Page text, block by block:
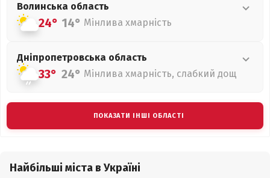
Волинська область
24° 14° Мінлива хмарність
Дніпропетровська область
33° 24° Мінлива хмарність, слабкий дощ
ПОКАЗАТИ ІНШІ ОБЛАСТІ
Найбільші міста в Україні